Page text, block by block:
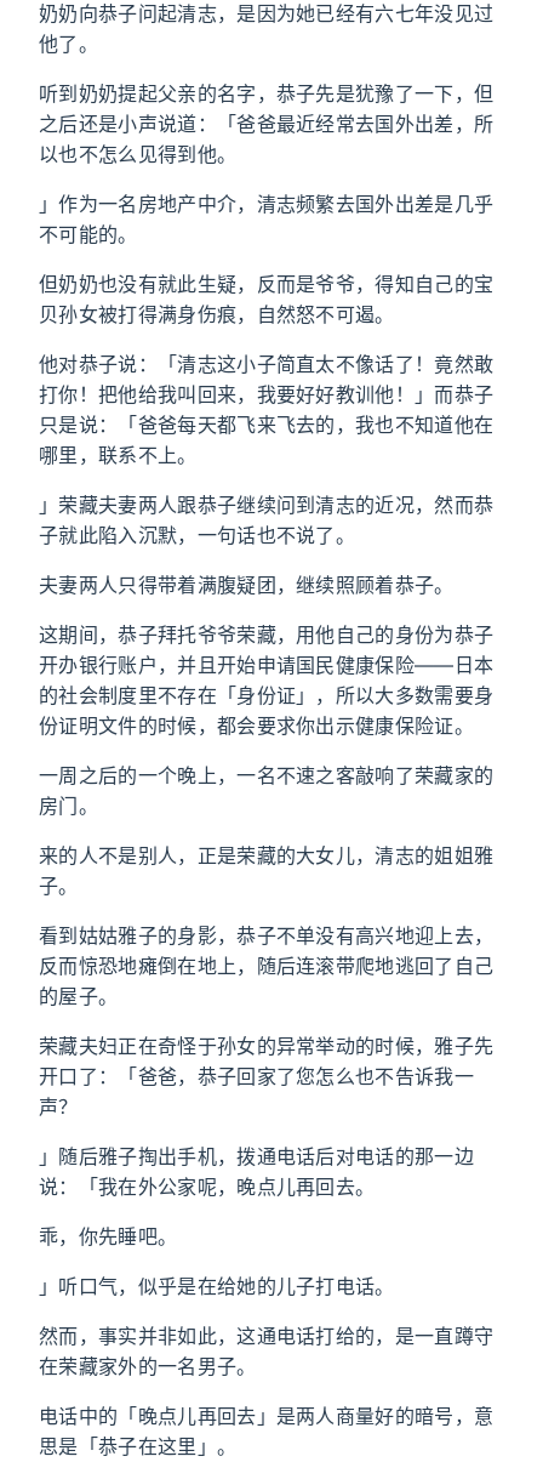
奶奶向恭子问起清志，是因为她已经有六七年没见过
他了。
听到奶奶提起父亲的名字，恭子先是犹豫了一下，但
之后还是小声说道：「爸爸最近经常去国外出差，所
以也不怎么见得到他。
」作为一名房地产中介，清志频繁去国外出差是几乎
不可能的。
但奶奶也没有就此生疑，反而是爷爷，得知自己的宝
贝孙女被打得满身伤痕，自然怒不可遏。
他对恭子说：「清志这小子简直太不像话了！竟然敢
打你！把他给我叫回来，我要好好教训他！」而恭子
只是说：「爸爸每天都飞来飞去的，我也不知道他在
哪里，联系不上。
」荣藏夫妻两人跟恭子继续问到清志的近况，然而恭
子就此陷入沉默，一句话也不说了。
夫妻两人只得带着满腹疑团，继续照顾着恭子。
这期间，恭子拜托爷爷荣藏，用他自己的身份为恭子
开办银行账户，并且开始申请国民健康保险——日本
的社会制度里不存在「身份证」，所以大多数需要身
份证明文件的时候，都会要求你出示健康保险证。
一周之后的一个晚上，一名不速之客敲响了荣藏家的
房门。
来的人不是别人，正是荣藏的大女儿，清志的姐姐雅
子。
看到姑姑雅子的身影，恭子不单没有高兴地迎上去，
反而惊恐地瘫倒在地上，随后连滚带爬地逃回了自己
的屋子。
荣藏夫妇正在奇怪于孙女的异常举动的时候，雅子先
开口了：「爸爸，恭子回家了您怎么也不告诉我一
声？
」随后雅子掏出手机，拨通电话后对电话的那一边
说：「我在外公家呢，晚点儿再回去。
乖，你先睡吧。
」听口气，似乎是在给她的儿子打电话。
然而，事实并非如此，这通电话打给的，是一直蹲守
在荣藏家外的一名男子。
电话中的「晚点儿再回去」是两人商量好的暗号，意
思是「恭子在这里」。